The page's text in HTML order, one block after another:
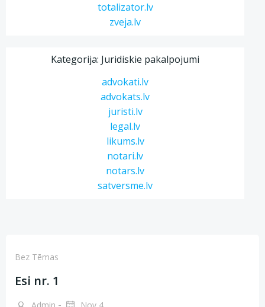
totalizator.lv
zveja.lv
Kategorija: Juridiskie pakalpojumi
advokati.lv
advokats.lv
juristi.lv
legal.lv
likums.lv
notari.lv
notars.lv
satversme.lv
Bez Tēmas
Esi nr. 1